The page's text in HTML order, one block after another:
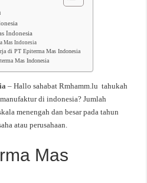
Indonesia
Mas Indonesia
di PT Epiterma Mas Indonesia
Mas Indonesia
– Hallo sahabat Rmhamm.lu tahukah
di indonesia? Jumlah
menengah dan besar pada tahun
atau perusahaan.
Mas